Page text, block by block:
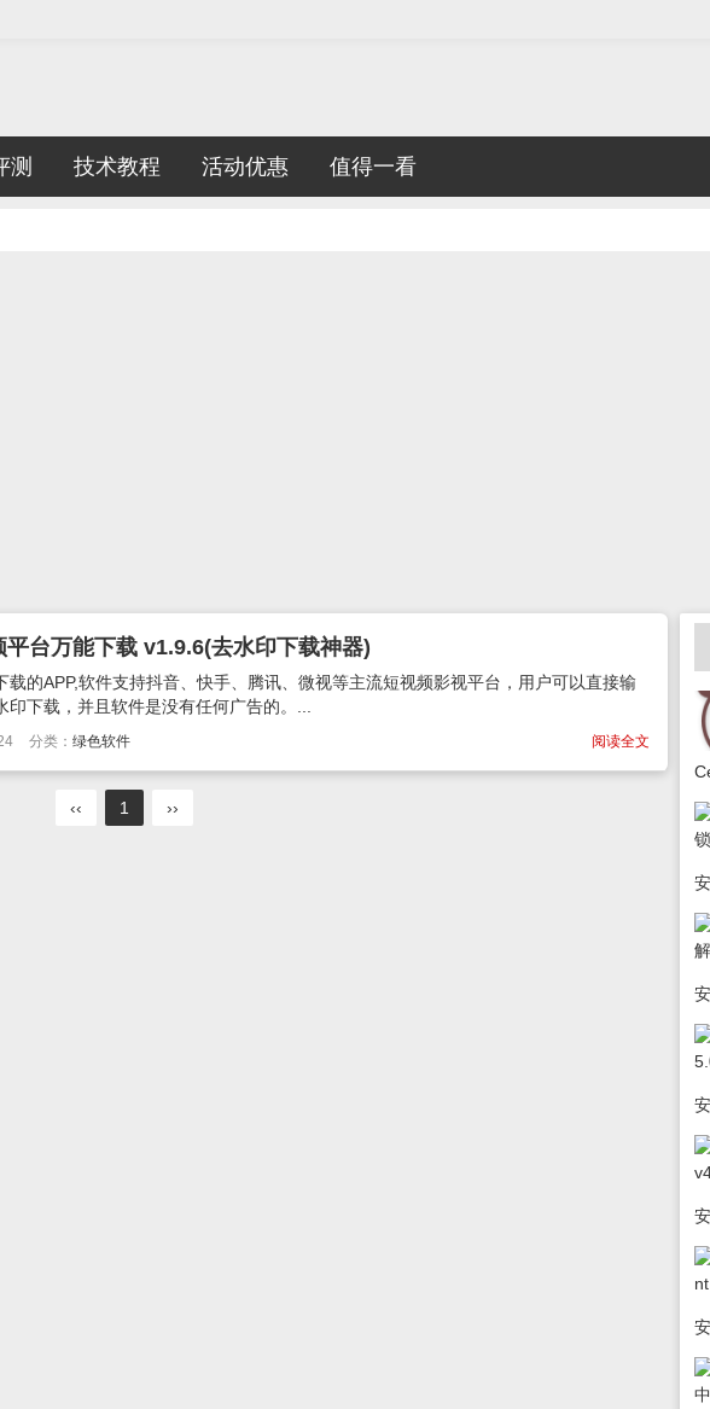
测 技术教程 活动优惠 值得一看
台万能下载 v1.9.6(去水印下载神器)
载的APP,软件支持抖音、快手、腾讯、微视等主流短视频影视平台，用户可以直接输
下载，并且软件是没有任何广告的。...
阅读全文
分类： 绿色软件
‹‹ 1 ››